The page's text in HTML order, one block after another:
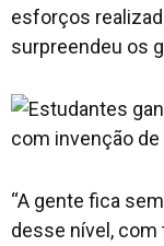
esforços
surpreendeu os
“A gente fica
desse nível,